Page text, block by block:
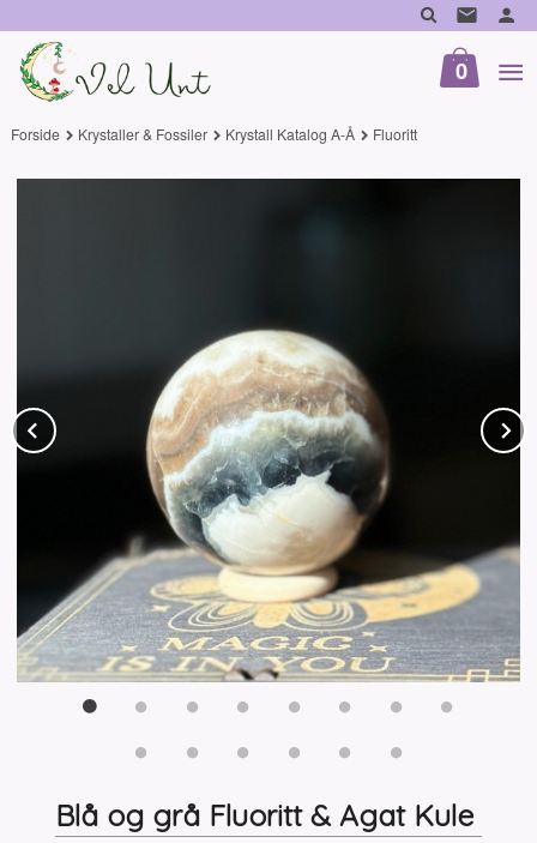
til
innholdet
0
Forside Krystaller & Fossiler Krystall Katalog A-Å Fluoritt
Prev
Blå og grå Fluoritt & Agat Kule